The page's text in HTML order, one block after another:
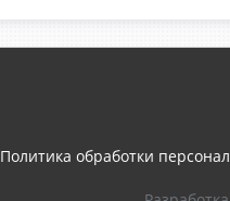
Политика обработки